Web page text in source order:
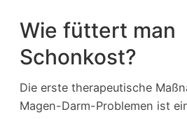
Wie füttert man
Schonkost?
Die erste therapeutische
Magen-Darm-Problemen ist